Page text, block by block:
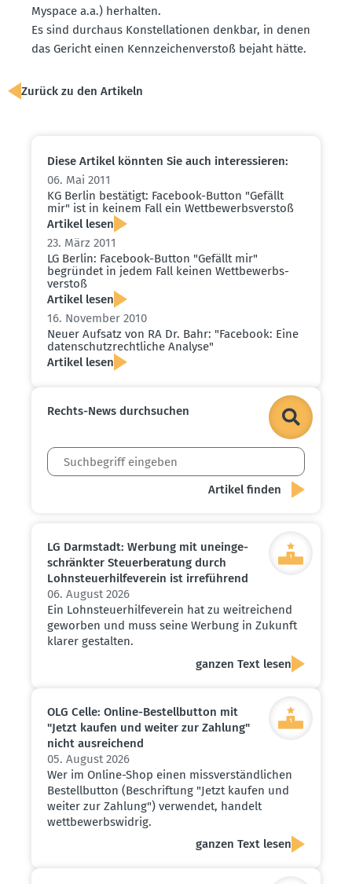
Myspace a.a.) herhalten.
Es sind durchaus Konstel­la­tionen denkbar, in denen
das Gericht einen Kennzei­chen­verstoß bejaht hätte.
Zurück zu den Artikeln
Diese Artikel könnten Sie auch inter­es­sieren:
06. Mai 2011
KG Berlin bestätigt: Facebook-Button "Gefällt
mir" ist in keinem Fall ein Wettbe­werbs­verstoß
Artikel lesen
23. März 2011
LG Berlin: Facebook-Button "Gefällt mir"
begründet in jedem Fall keinen Wettbe­werbs­
verstoß
Artikel lesen
16. November 2010
Neuer Aufsatz von RA Dr. Bahr: "Facebook: Eine
daten­schutz­recht­liche Analyse"
Artikel lesen
Rechts-News durch­suchen
LG Darmstadt: Werbung mit unein­ge­
schränkter Steuer­be­ratung durch
Lohnsteu­er­hil­fe­verein ist irreführend
06. August 2026
Ein Lohnsteuerhilfeverein hat zu weitreichend
geworben und muss seine Werbung in Zukunft
klarer gestalten.
ganzen Text lesen
OLG Celle: Online-Bestell­button mit
"Jetzt kaufen und weiter zur Zahlung"
nicht ausrei­chend
05. August 2026
Wer im Online-Shop einen missverständlichen
Bestellbutton (Beschriftung "Jetzt kaufen und
weiter zur Zahlung") verwendet, handelt
wettbewerbswidrig.
ganzen Text lesen